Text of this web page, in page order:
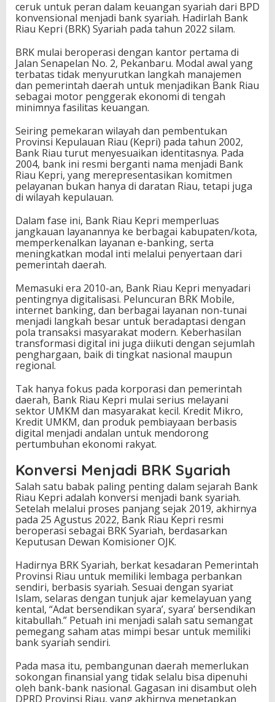
ceruk untuk peran dalam keuangan syariah dari BPD
konvensional menjadi bank syariah. Hadirlah Bank
Riau Kepri (BRK) Syariah pada tahun 2022 silam.
BRK mulai beroperasi dengan kantor pertama di
Jalan Senapelan No. 2, Pekanbaru. Modal awal yang
terbatas tidak menyurutkan langkah manajemen
dan pemerintah daerah untuk menjadikan Bank Riau
sebagai motor penggerak ekonomi di tengah
minimnya fasilitas keuangan.
Seiring pemekaran wilayah dan pembentukan
Provinsi Kepulauan Riau (Kepri) pada tahun 2002,
Bank Riau turut menyesuaikan identitasnya. Pada
2004, bank ini resmi berganti nama menjadi Bank
Riau Kepri, yang merepresentasikan komitmen
pelayanan bukan hanya di daratan Riau, tetapi juga
di wilayah kepulauan.
Dalam fase ini, Bank Riau Kepri memperluas
jangkauan layanannya ke berbagai kabupaten/kota,
memperkenalkan layanan e-banking, serta
meningkatkan modal inti melalui penyertaan dari
pemerintah daerah.
Memasuki era 2010-an, Bank Riau Kepri menyadari
pentingnya digitalisasi. Peluncuran BRK Mobile,
internet banking, dan berbagai layanan non-tunai
menjadi langkah besar untuk beradaptasi dengan
pola transaksi masyarakat modern. Keberhasilan
transformasi digital ini juga diikuti dengan sejumlah
penghargaan, baik di tingkat nasional maupun
regional.
Tak hanya fokus pada korporasi dan pemerintah
daerah, Bank Riau Kepri mulai serius melayani
sektor UMKM dan masyarakat kecil. Kredit Mikro,
Kredit UMKM, dan produk pembiayaan berbasis
digital menjadi andalan untuk mendorong
pertumbuhan ekonomi rakyat.
Konversi Menjadi BRK Syariah
Salah satu babak paling penting dalam sejarah Bank
Riau Kepri adalah konversi menjadi bank syariah.
Setelah melalui proses panjang sejak 2019, akhirnya
pada 25 Agustus 2022, Bank Riau Kepri resmi
beroperasi sebagai BRK Syariah, berdasarkan
Keputusan Dewan Komisioner OJK.
Hadirnya BRK Syariah, berkat kesadaran Pemerintah
Provinsi Riau untuk memiliki lembaga perbankan
sendiri, berbasis syariah. Sesuai dengan syariat
Islam, selaras dengan tunjuk ajar kemelayuan yang
kental, “Adat bersendikan syara’, syara’ bersendikan
kitabullah.” Petuah ini menjadi salah satu semangat
pemegang saham atas mimpi besar untuk memiliki
bank syariah sendiri.
Pada masa itu, pembangunan daerah memerlukan
sokongan finansial yang tidak selalu bisa dipenuhi
oleh bank-bank nasional. Gagasan ini disambut oleh
DPRD Provinsi Riau, yang akhirnya menetapkan